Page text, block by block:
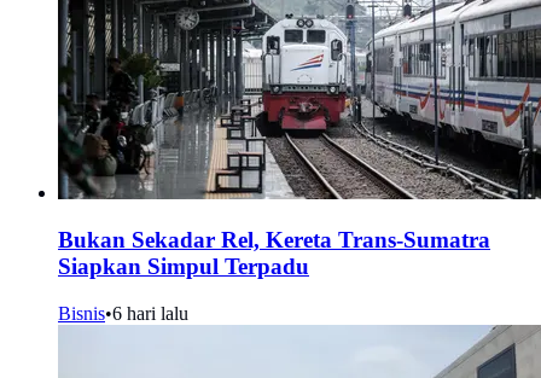
Bukan Sekadar Rel, Kereta Trans-Sumatra
Siapkan Simpul Terpadu
Bisnis•6 hari lalu